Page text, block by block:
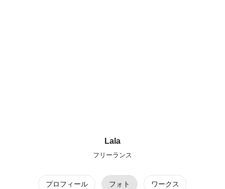
Lala
フリーランス
プロフィール フォト ワークス